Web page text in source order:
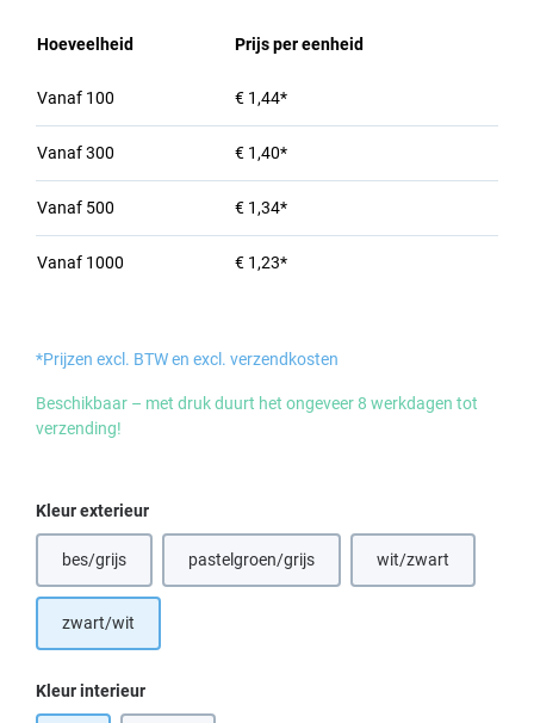
Hoeveelheid Prijs per eenheid
Vanaf 100 € 1,44*
Vanaf300 € 1,40*
Vanaf 500 € 1,34*
Vanaf 1000 € 1,23*
*Prijzen excl. BTW en excl. verzendkosten
Beschikbaar – met druk duurt het ongeveer 8 werkdagen tot
verzending!
Selecteer
Kleur exterieur
bes/grijs(Deze optie is momenteel niet beschikbaar.)
pastelgroen/grijs(Deze optie is momenteel niet beschikbaar.)
wit/zwart(Deze optie is
zwart/wit
Selecteer
Kleur interieur